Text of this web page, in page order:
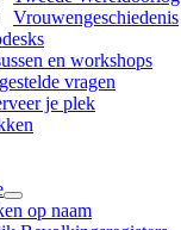
Vrouwengeschiedenis
en workshops
vragen
je plek
op naam